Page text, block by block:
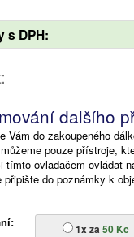
s DPH:
dalšího
Vám do zakoupeného
pouze přístroje,
tímto ovladačem ovládat
do poznámky k
1x za50 Kč